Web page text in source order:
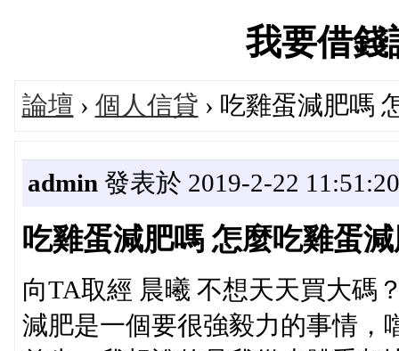
我要借
論壇 › 個人信貸 › 吃雞蛋減肥嗎
admin 發表於 2019-2-22 11:51:20
吃雞蛋減肥嗎 怎麼吃雞蛋
向TA取經 晨曦 不想天天買大碼
減肥是一個要很強毅力的事情，